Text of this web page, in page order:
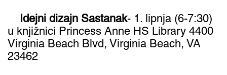
Idejni dizajn Sastanak- 1. lipnja (6-7:30)
u knjižnici Princess Anne HS Library 4400
Virginia Beach Blvd, Virginia Beach, VA
23462